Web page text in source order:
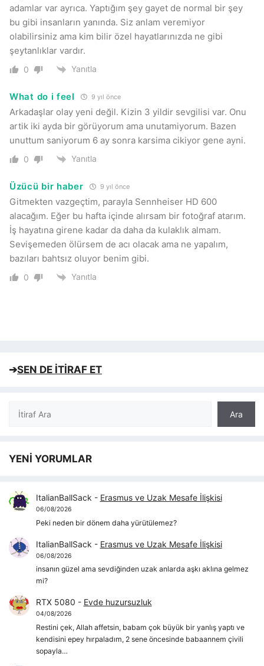
adamlar var ayrıca. Yaptığım şey gayet de normal bir şey
bu gibi insanların yanında. Siz anlam veremiyor
olabilirsiniz ama kim bilir özel hayatlarınızda ne gibi
şeytanlıklar vardır.
0 Yanıtla
What do i feel 9 yıl önce
Arkadaşlar olay yeni değil. Kizin 3 yildir sevgilisi var. Onu
artik iki ayda bir görüyorum ama unutamiyorum. Bazen
unuttum saniyorum 6 ay sonra karsima cikiyor gene ayni.
0 Yanıtla
Üzücü bir haber 9 yıl önce
Gitmekten vazgeçtim, parayla Sennheiser HD 600
alacağım. Eğer bu hafta içinde alırsam bir fotoğraf atarım.
İş hayatına girene kadar da daha da kulaklık almam.
Sevişemeden ölürsem de acı olacak ama ne yapalım,
bazıları bahtsız oluyor benim gibi.
0 Yanıtla
➔SEN DE İTİRAF ET
Ara
Ara
YENİ YORUMLAR
ItalianBallSack - Erasmus ve Uzak Mesafe İlişkisi
06/08/2026
Peki neden bir dönem daha yürütülemez?
ItalianBallSack - Erasmus ve Uzak Mesafe İlişkisi
06/08/2026
insanın güzel ama sevdiğinden uzak anlarda aşkı aklına gelmez
mi?
RTX 5080 - Evde huzursuzluk
04/08/2026
Restini çek, Allah affetsin, babam çok büyük bir yanlış yaptı ve
kendisini epey hırpaladım, 2 sene öncesinde babaannem çivili
sopayla…